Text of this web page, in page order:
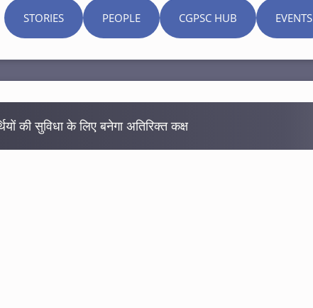
STORIES PEOPLE CGPSC HUB EVENTS
की सुविधा के लिए बनेगा अतिरिक्त कक्ष